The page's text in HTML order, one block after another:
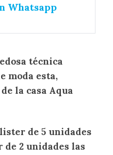
Whatsapp
técnica
moda esta,
la casa Aqua
de 5 unidades
2 unidades las